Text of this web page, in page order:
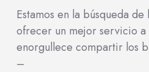
Estamos en la búsqueda
ofrecer un mejor servicio a
enorgullece compartir los
–